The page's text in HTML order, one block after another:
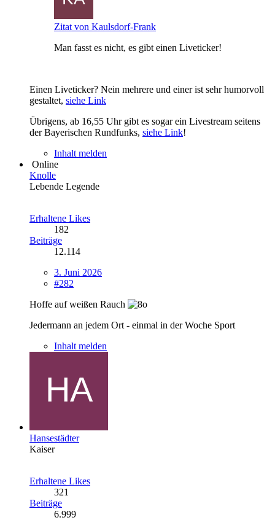
Zitat von Kaulsdorf-Frank
Man fasst es nicht, es gibt einen Liveticker!
Einen Liveticker? Nein mehrere und einer ist sehr humorvoll
gestaltet, siehe Link
Übrigens, ab 16,55 Uhr gibt es sogar ein Livestream seitens
der Bayerischen Rundfunks, siehe Link!
Inhalt melden
Online
Knolle
Lebende Legende
Erhaltene Likes
182
Beiträge
12.114
3. Juni 2026
#282
Hoffe auf weißen Rauch
Jedermann an jedem Ort - einmal in der Woche Sport
Inhalt melden
Hansestädter
Kaiser
Erhaltene Likes
321
Beiträge
6.999